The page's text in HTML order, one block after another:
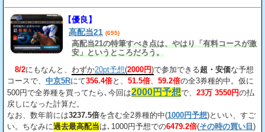
【優良】
高配当21 (695)
高配当21の特筆すべき点は、やはり「有料コースが激
安」というところだろう。
8/2にもなんと、 わずか20pt予想(2000円)で参加できる超・安価な予想
コースで、 中京5Rにて356.4倍と、 51.5倍 59.2倍の全3券種的中。仮に
500円で全券種を買ってたら､今回は2000円予想で、 23万 3550円の払
戻しになった計算だ。
なお、数年前には3237.5倍を含む全2券種的中(1000円予想)といい、すご
い。ちなみに過去最高配当は､1000円予想での6479.2倍(その時の買い目 )